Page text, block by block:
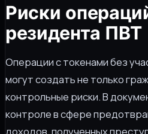
Риски
резидента ПВТ
Операции с токенами без
могут создать не только
контрольные риски. В
контроле в сфере
доходов, полученных